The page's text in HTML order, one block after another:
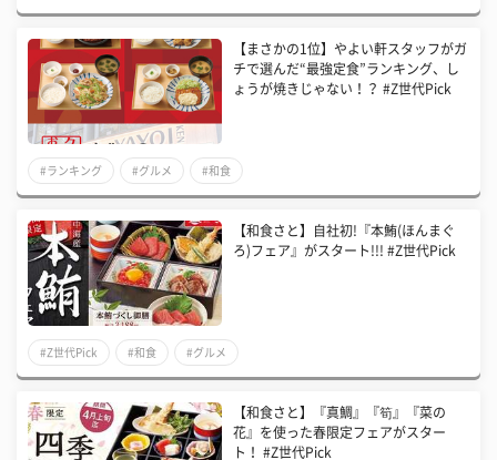
【まさかの1位】やよい軒スタッフがガ
チで選んだ“最強定食”ランキング、し
ょうが焼きじゃない！？ #Z世代Pick
#ランキング #グルメ #和食
【和食さと】自社初!『本鮪(ほんまぐ
ろ)フェア』がスタート!!! #Z世代Pick
#Z世代Pick #和食 #グルメ
【和食さと】『真鯛』『筍』『菜の
花』を使った春限定フェアがスター
ト！ #Z世代Pick